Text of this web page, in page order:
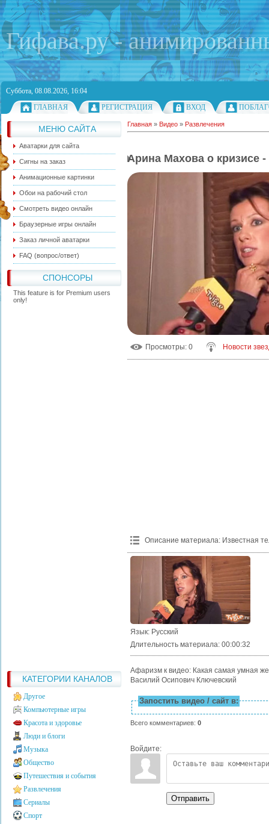
Гифава.ру -
Суббота, 08.08.2026, 16:04
ГЛАВНАЯ
РЕГИСТРАЦИЯ ВХОД
МЕНЮ САЙТА
Аватарки для сайта
Сигны на заказ
Анимационные картинки
Обои на рабочий стол
Смотреть видео онлайн
Браузерные игры онлайн
Заказ личной аватарки
FAQ (вопрос/ответ)
СПОНСОРЫ
This feature is for Premium users
only!
КАТЕГОРИИ КАНАЛОВ
Другое
Компьютерные игры
Красота и здоровье
Люди и блоги
Музыка
Общество
Путешествия и события
Развлечения
Сериалы
Спорт
Главная » Видео » Развлечения
Арина Махова о кризисе
Просмотры: 0 Новости
Описание материала: Известная
Язык: Русский
Длительность материала: 00:00:32
Афаризм к видео: Какая самая умная
Василий Осипович Ключевский
Запостить видео / сайт в:
Всего комментариев: 0
Войдите:
Отправить